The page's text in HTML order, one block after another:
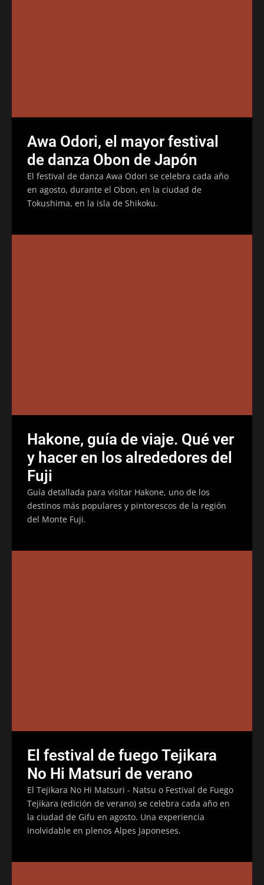
Awa Odori, el mayor festival
de danza Obon de Japón
El festival de danza Awa Odori se celebra cada año
en agosto, durante el Obon, en la ciudad de
Tokushima, en la isla de Shikoku.
Hakone, guía de viaje. Qué ver
y hacer en los alrededores del
Fuji
Guía detallada para visitar Hakone, uno de los
destinos más populares y pintorescos de la región
del Monte Fuji.
El festival de fuego Tejikara
No Hi Matsuri de verano
El Tejikara No Hi Matsuri - Natsu o Festival de Fuego
Tejikara (edición de verano) se celebra cada año en
la ciudad de Gifu en agosto. Una experiencia
inolvidable en plenos Alpes Japoneses.